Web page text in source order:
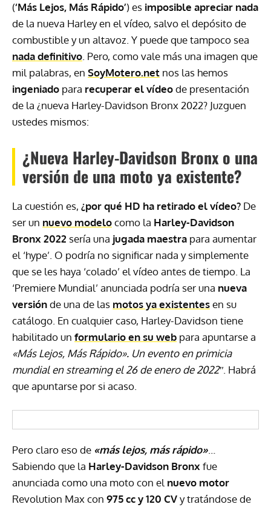
(‘Más Lejos, Más Rápido’) es imposible apreciar nada
de la nueva Harley en el vídeo, salvo el depósito de
combustible y un altavoz. Y puede que tampoco sea
nada definitivo . Pero, como vale más una imagen que
mil palabras, en SoyMotero.net nos las hemos
ingeniado para recuperar el vídeode presentación
de la ¿nueva Harley-Davidson Bronx 2022? Juzguen
ustedes mismos:
¿Nueva Harley-Davidson Bronx o una
versión de una moto ya existente?
La cuestión es, ¿por qué HD ha retirado el vídeo? De
ser un nuevo modelocomo la Harley-Davidson
Bronx 2022 sería una jugada maestra para aumentar
el ‘hype’. O podría no significar nada y simplemente
que se les haya ‘colado’ el vídeo antes de tiempo. La
‘Premiere Mundial’ anunciada podría ser una nueva
versiónde una de las motos ya existentesen su
catálogo. En cualquier caso, Harley-Davidson tiene
habilitado un formulario en su web para apuntarse a
«Más Lejos, Más Rápido». Un evento en primicia
mundial en streaming el 26 de enero de 2022″ . Habrá
que apuntarse por si acaso.
Pero claro eso de «más lejos, más rápido»
Sabiendo que la Harley-Davidson Bronx fue
anunciada como una moto con el nuevo motor
Revolution Max con 975 cc y 120 CVy tratándose de